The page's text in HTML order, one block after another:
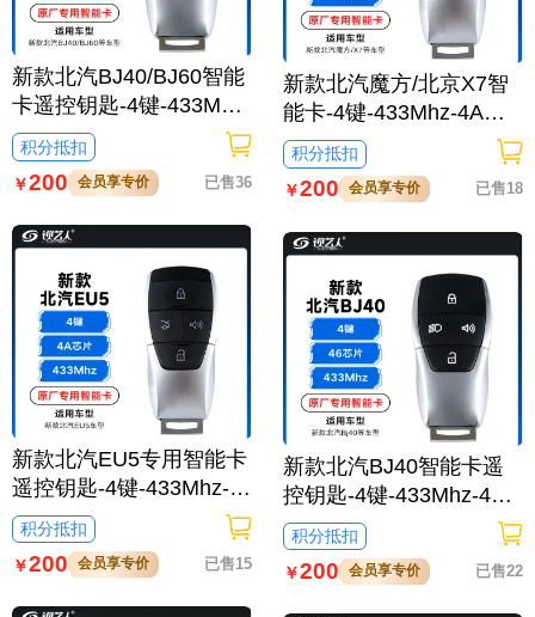
新款北汽BJ40/BJ60智能
卡遥控钥匙-4键-433Mhz-
4A芯片-北京标「原厂」
积分抵扣
￥200 会员享专价 已售36
新款北汽EU5专用智能卡
遥控钥匙-4键-433Mhz-4
A芯片-英文标「原厂」
积分抵扣
￥200 会员享专价 已售15
新款北汽魔方/北京X7智
能卡-4键-433Mhz-4A芯
片-英文标「原厂」
积分抵扣
￥200 会员享专价 已售18
新款北汽BJ40智能卡遥
控钥匙-4键-433Mhz-46
芯片「原厂」
积分抵扣
￥200 会员享专价 已售22